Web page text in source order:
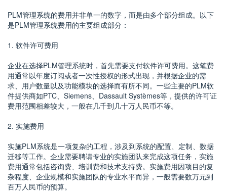
PLM管理系统的费用并非单一的数字，而是由多个部分组成。以下
是PLM管理系统费用的主要组成部分：
1. 软件许可费用
企业在选择PLM管理系统时，首先需要支付软件许可费用。这笔费
用通常以年度订阅或者一次性授权的形式出现，并根据企业的需
求、用户数量以及功能模块的选择而有所不同。一些主要的PLM软
件提供商如PTC、Siemens、Dassault Systèmes等，提供的许可证
费用范围相差较大，一般在几千到几十万人民币不等。
2. 实施费用
实施PLM系统是一项复杂的工程，涉及到系统的配置、定制、数据
迁移等工作。企业需要聘请专业的实施团队来完成这项任务，实施
费用通常包括咨询费、培训费和技术支持费。实施费用因项目的复
杂程度、企业规模和实施团队的专业水平而异，一般需要数万元到
百万人民币的预算。